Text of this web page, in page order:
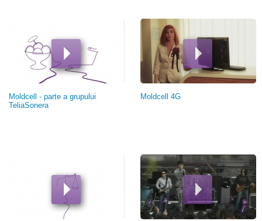
Moldcell - parte a grupului
TeliaSonera
Moldcell 4G